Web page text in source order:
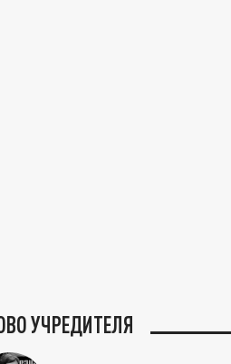
УЧРЕДИТЕЛЯ